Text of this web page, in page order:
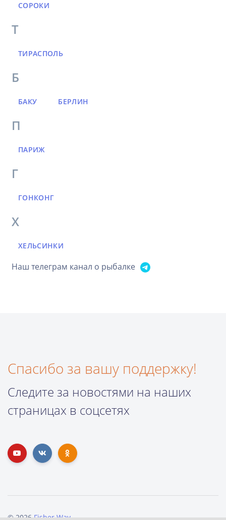
СОРОКИ
Т
ТИРАСПОЛЬ
Б
БАКУ БЕРЛИН
П
ПАРИЖ
Г
ГОНКОНГ
Х
ХЕЛЬСИНКИ
Наш телеграм канал о рыбалке
Спасибо за вашу поддержку!
Следите за новостями на наших
страницах в соцсетях
© 2026 Fisher Way